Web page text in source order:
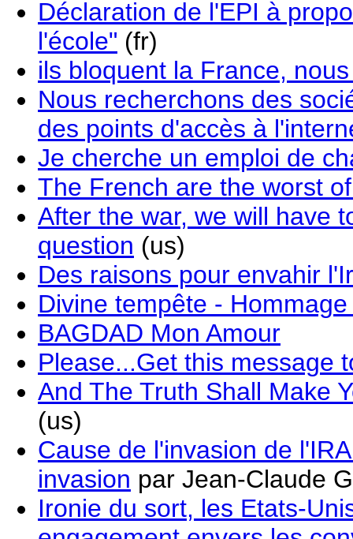
Déclaration de l'EPI à
l'école" (fr)
ils bloquent la France,
Nous recherchons des
des points d'accès à
Je cherche un emploi de
The French are the worst
After the war, we will have
question (us)
Des raisons pour envahir
Divine tempête -
BAGDAD Mon Amour
Please...Get this message
And The Truth Shall Make
(us)
Cause de l'invasion de
invasion par Jean-Claude
Ironie du sort, les Etats-